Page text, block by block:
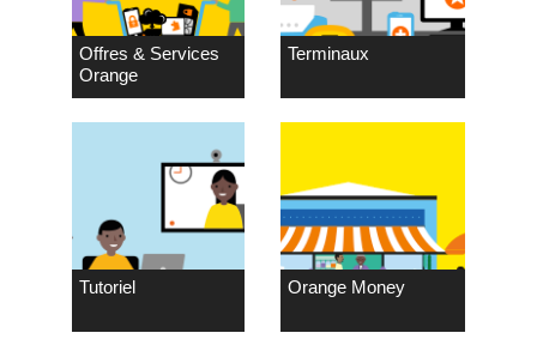
Offres & Services
Orange
Terminaux
Tutoriel Orange Money